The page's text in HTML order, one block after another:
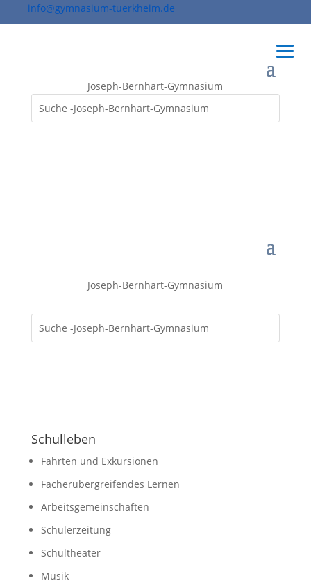
info@gymnasium-tuerkheim.de
Joseph-Bernhart-Gymnasium
Joseph-Bernhart-Gymnasium
Schulleben
Fahrten und Exkursionen
Fächerübergreifendes Lernen
Arbeitsgemeinschaften
Schülerzeitung
Schultheater
Musik